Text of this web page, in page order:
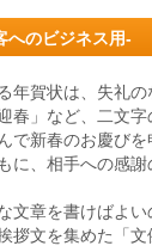
へのビジネス用-
年賀状は、失礼
春」など、二文
で新春のお慶び
に、相手への感謝
文章を書けばよい
拶文を集めた「文